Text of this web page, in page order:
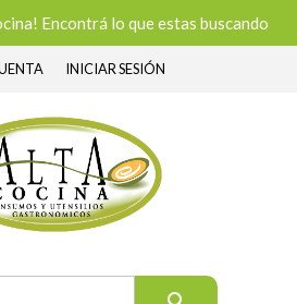
Encontrá lo que estas buscando
INICIAR SESIÓN